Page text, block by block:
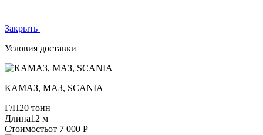
Закрыть
Условия доставки
КАМАЗ, МАЗ, SCANIA
Г/П20 тонн
Длина12 м
Стоимостьот 7 000 Р